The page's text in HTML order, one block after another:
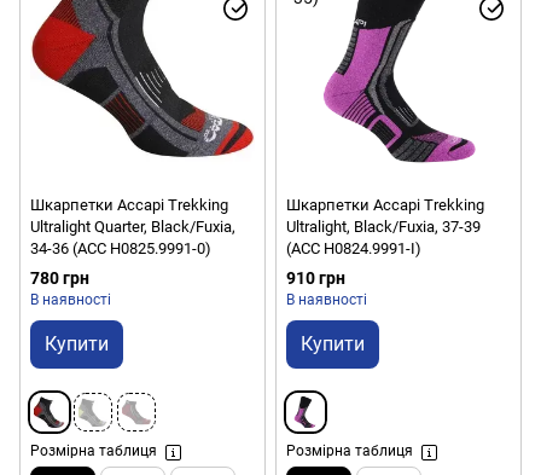
Шкарпетки Accapi Trekking
Ultralight Quarter, Black/Fuxia,
34-36 (ACC H0825.9991-0)
780 грн
В наявності
Купити
Розмірна таблиця
Шкарпетки Accapi Trekking
Ultralight, Black/Fuxia, 37-39
(ACC H0824.9991-I)
910 грн
В наявності
Купити
Розмірна таблиця